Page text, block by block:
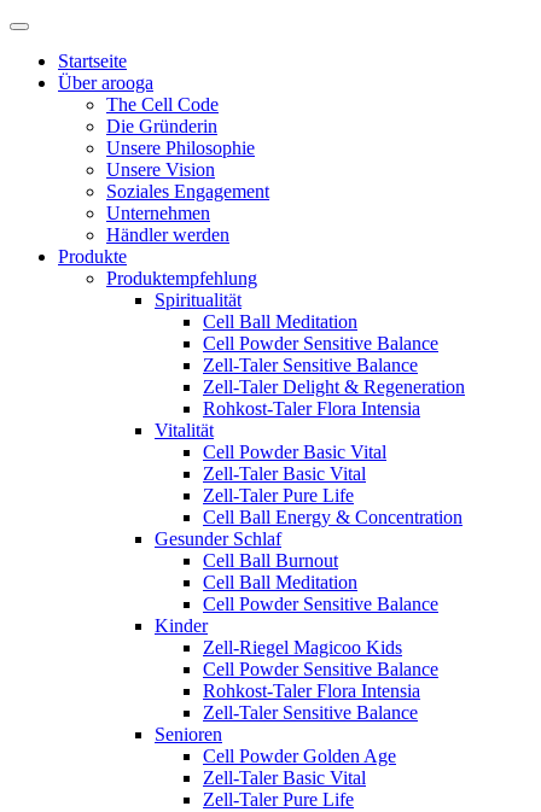
Startseite
Über arooga
The Cell Code
Die Gründerin
Unsere Philosophie
Unsere Vision
Soziales Engagement
Unternehmen
Händler werden
Produkte
Produktempfehlung
Spiritualität
Cell Ball Meditation
Cell Powder Sensitive Balance
Zell-Taler Sensitive Balance
Zell-Taler Delight & Regeneration
Rohkost-Taler Flora Intensia
Vitalität
Cell Powder Basic Vital
Zell-Taler Basic Vital
Zell-Taler Pure Life
Cell Ball Energy & Concentration
Gesunder Schlaf
Cell Ball Burnout
Cell Ball Meditation
Cell Powder Sensitive Balance
Kinder
Zell-Riegel Magicoo Kids
Cell Powder Sensitive Balance
Rohkost-Taler Flora Intensia
Zell-Taler Sensitive Balance
Senioren
Cell Powder Golden Age
Zell-Taler Basic Vital
Zell-Taler Pure Life